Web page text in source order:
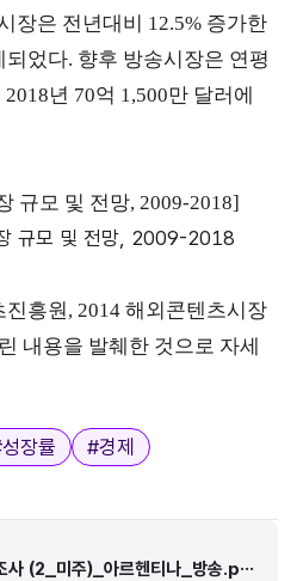
장은 전년대비 12.5% 증가한
되었다. 향후 방송시장은 연평
년 70억 1,500만 달러에
규모 및 전망, 2009-2018]
흥원, 2014 해외콘텐츠시장
내용을 발췌한 것으로 자세
성장률 #경제
사 (2_미주)_아르헨티나_방송.pd